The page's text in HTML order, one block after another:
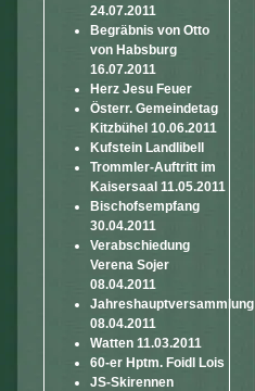
24.07.2011
Begräbnis von Otto
von Habsburg
16.07.2011
Herz Jesu Feuer
Österr. Gemeindetag
Kitzbühel 10.06.2011
Kufstein Landlibell
Trommler-Auftritt im
Kaisersaal 11.05.2011
Bischofsempfang
30.04.2011
Verabschiedung
Verena Sojer
08.04.2011
Jahreshauptversammlung
08.04.2011
Watten 11.03.2011
60-er Hptm. Foidl Lois
JS-Skirennen